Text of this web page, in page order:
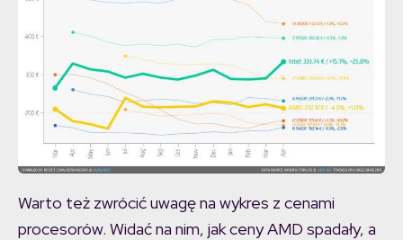
Warto też zwrócić uwagę na wykres z cenami
procesorów. Widać na nim, jak ceny AMD spadały, a